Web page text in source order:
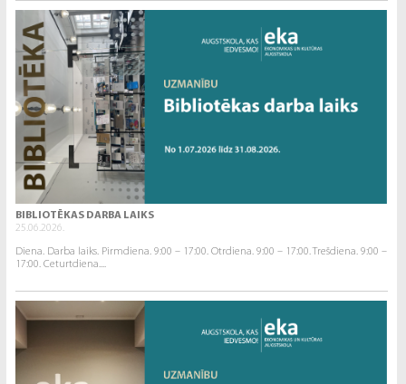
BIBLIOTĒKAS DARBA LAIKS
25.06.2026.
Diena. Darba laiks. Pirmdiena. 9:00 – 17:00. Otrdiena. 9:00 – 17:00. Trešdiena. 9:00 –
17:00. Ceturtdiena....